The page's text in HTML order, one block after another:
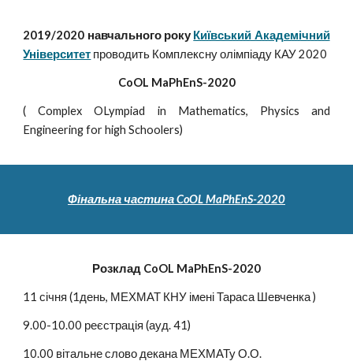
2019/2020 навчального року Київський Академічний
Університет проводить Комплексну олімпіаду КАУ 2020
CoOL MaPhEnS-2020
( Complex OLympiad in Mathematics, Physics and
Engineering for high Schoolers)
Фінальна частина CoOL MaPhEnS-2020
Розклад CoOL MaPhEnS-2020
11 січня (1день, МЕХМАТ КНУ імені Тараса Шевченка )
9.00-10.00 реєстрація (ауд. 41)
10.00 вітальне слово декана МЕХМАТу О.О.